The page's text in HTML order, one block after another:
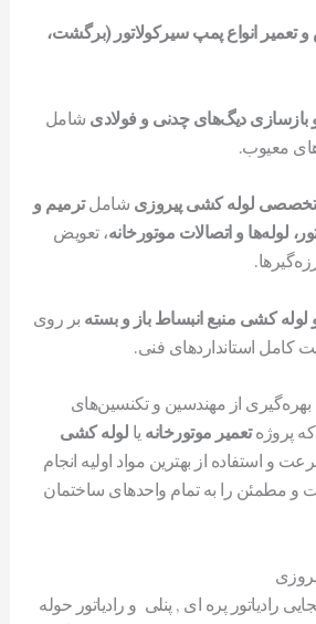
انواع پمپ سیرکولاتور (برگشت،
بازسازی دیگ‌های چدنی و فولادی شامل
معیوب.
لوله کشی پیروزی شاملترمیم و
لوله‌ها و اتصالات موتورخانه، تعویض
کشی منبع انبساط باز و بسته بر روی
کامل استانداردهای فنی.
بهره‌گیری از مهندسین و تکنسین‌های
پروژهتعمیر موتورخانه یا لوله کشی
و استفاده از بهترین مواد اولیه انجام
و مطمئن را به تمام واحدهای ساختمان
رادیاتور پره ای , پنلی و رادیاتور حوله